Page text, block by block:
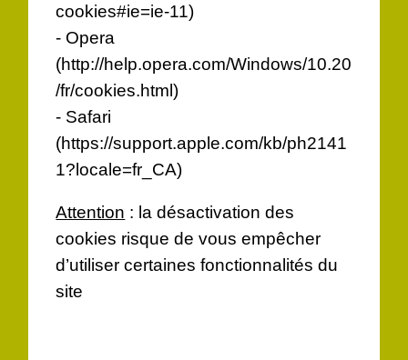
cookies#ie=ie-11)
- Opera
(http://help.opera.com/Windows/10.20
/fr/cookies.html)
- Safari
(https://support.apple.com/kb/ph2141
1?locale=fr_CA)
Attention : la désactivation des
cookies risque de vous empêcher
d’utiliser certaines fonctionnalités du
site